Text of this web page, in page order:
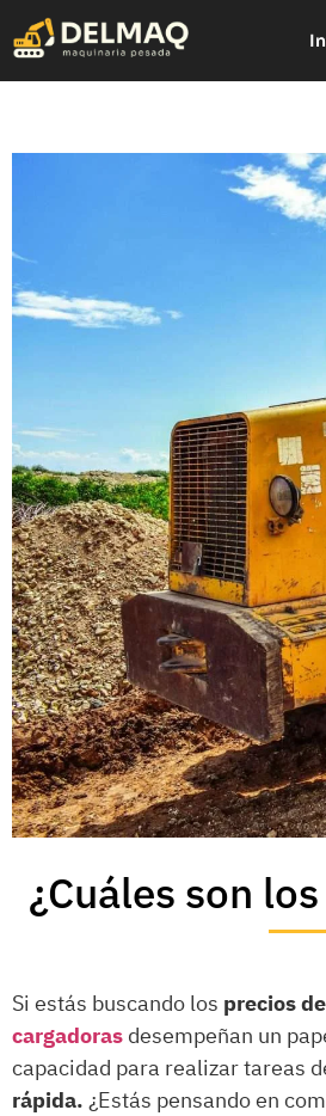
¿Cuáles son
Si estás buscando los precios
cargadorasdesempeñan un
capacidad para realizar tareas
rápida.¿Estás pensando en